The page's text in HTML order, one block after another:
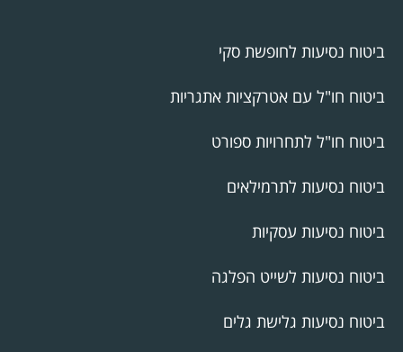
ביטוח נסיעות לחופשת סקי
ביטוח חו"ל עם אטרקציות אתגריות
ביטוח חו"ל לתחרויות ספורט
ביטוח נסיעות לתרמילאים
ביטוח נסיעות עסקיות
ביטוח נסיעות לשייט הפלגה
ביטוח נסיעות גלישת גלים